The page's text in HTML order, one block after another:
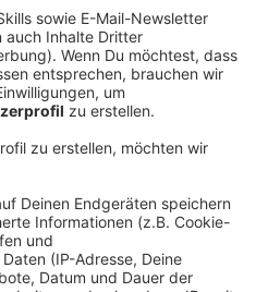
05:56
der Pandemie kann es
kommen. Lange
und volle